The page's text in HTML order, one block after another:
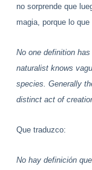
no sorprende que
magia, porque lo
No one definition
naturalist knows
species. Generally
distinct act of
Que traduzco:
No hay definición